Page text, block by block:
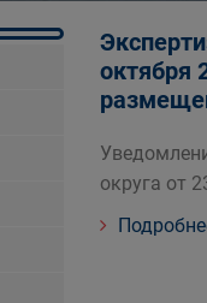
октября
округа от